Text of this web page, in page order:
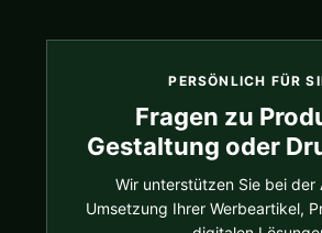
PERSÖNLICH FÜR
Fragen zu
Gestaltung oder
Wir unterstützen Sie bei der
Umsetzung Ihrer Werbeartikel,